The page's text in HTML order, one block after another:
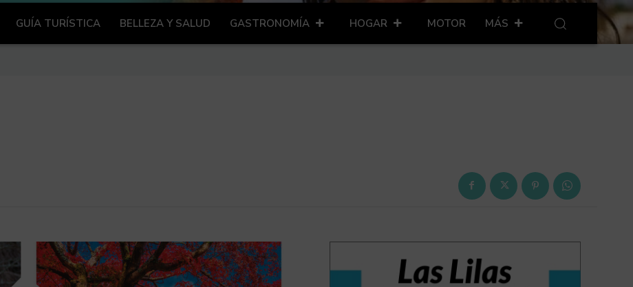
GUÍA TURÍSTICA BELLEZA Y SALUD GASTRONOMÍA HOGAR MOTOR MÁS